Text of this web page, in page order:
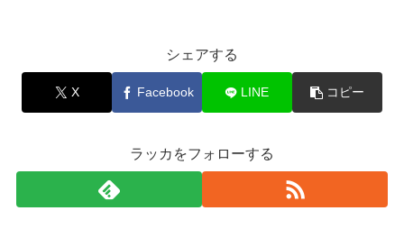
シェアする
X Facebook LINE コピー
ラッカをフォローする